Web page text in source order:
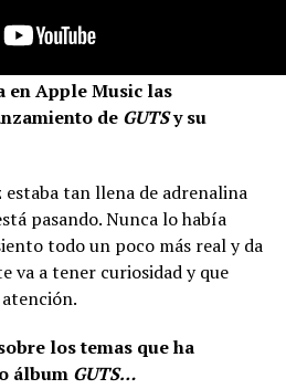
en Apple Music las
de GUTSy su
estaba tan llena de adrenalina
pasando. Nunca lo había
todo un poco más real y da
va a tener curiosidad y que
los temas que ha
álbum GUTS…